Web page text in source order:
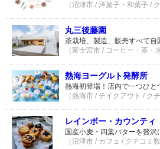
（沼津市 / 洋菓子・和菓子 /
丸三後藤園
茶栽培、製造、販売すべて
（富士宮市 / コーヒー・茶・
熱海ヨーグルト発酵所
熱海初登場！店内で一つひ
（熱海市 / テイクアウト / ク
レインボー・カウンティ
国産小麦・四葉バターを贅
（沼津市 / カフェ / クチコミ数